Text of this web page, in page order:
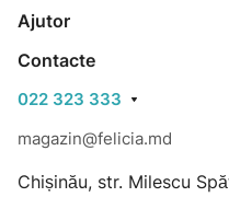
Ajutor
Contacte
022 323 333
magazin@felicia.md
Chișinău, str. Milescu